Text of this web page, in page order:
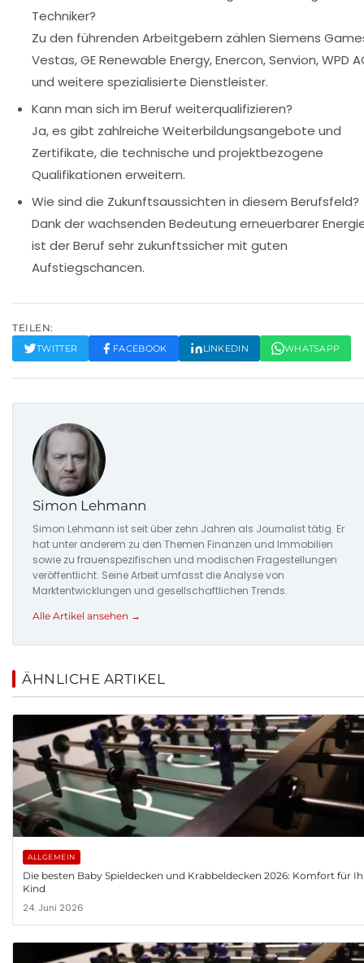
Techniker?
Zu den führenden Arbeitgebern zählen Siemens
Vestas, GE Renewable Energy, Enercon, Senvion, WPD
und weitere spezialisierte Dienstleister.
Kann man sich im Beruf weiterqualifizieren?
Ja, es gibt zahlreiche Weiterbildungsangebote und
Zertifikate, die technische und projektbezogene
Qualifikationen erweitern.
Wie sind die Zukunftsaussichten in diesem Berufsfeld?
Dank der wachsenden Bedeutung erneuerbarer
ist der Beruf sehr zukunftssicher mit guten
Aufstiegschancen.
TEILEN:
TWITTER FACEBOOK LINKEDIN WHATSAPP
Simon Lehmann
Simon Lehmann ist seit über zehn Jahren als Journalist tätig. Er
hat unter anderem zu den Themen Finanzen und Immobilien
sowie zu frauenspezifischen und modischen Fragestellungen
veröffentlicht. Seine Arbeit umfasst die Analyse von
Marktentwicklungen und gesellschaftlichen Trends.
Alle Artikel ansehen →
ÄHNLICHE ARTIKEL
ALLGEMEIN
Die besten Baby Spieldecken und Krabbeldecken 2026: Komfort für
Kind
24. Juni 2026